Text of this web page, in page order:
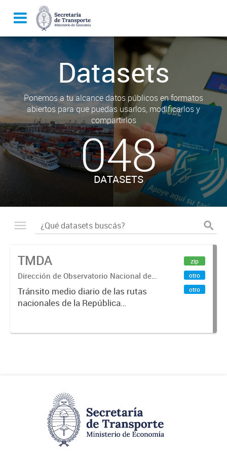
Datasets
Ponemos a tu alcance datos públicos en formatos
abiertos para que puedas usarlos, modificarlos y
compartirlos
048
DATASETS
TMDA
Dirección de Observatorio Nacional de
Transporte
Tránsito medio diario de las rutas
nacionales de la República
2017.
zip
otro
otro